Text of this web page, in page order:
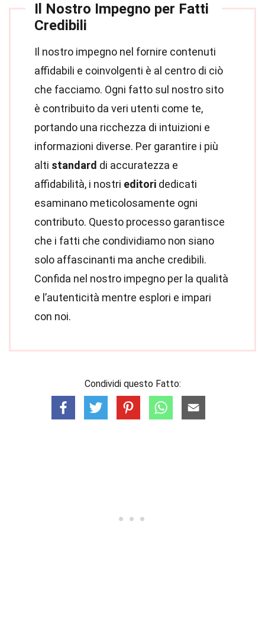
Il Nostro Impegno per Fatti
Credibili
Il nostro impegno nel fornire contenuti
affidabili e coinvolgenti è al centro di ciò
che facciamo. Ogni fatto sul nostro sito
è contribuito da veri utenti come te,
portando una ricchezza di intuizioni e
informazioni diverse. Per garantire i più
alti standard di accuratezza e
affidabilità, i nostri editori dedicati
esaminano meticolosamente ogni
contributo. Questo processo garantisce
che i fatti che condividiamo non siano
solo affascinanti ma anche credibili.
Confida nel nostro impegno per la qualità
e l’autenticità mentre esplori e impari
con noi.
Condividi questo Fatto: